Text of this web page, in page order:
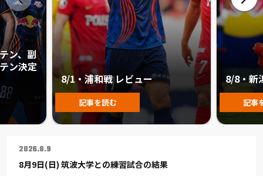
ン、副
ン決定
8/1・浦和戦 レビュー
記事を読む
8/8・新
記事
2026.8.9
8月9日(日) 筑波大学との練習試合の結果